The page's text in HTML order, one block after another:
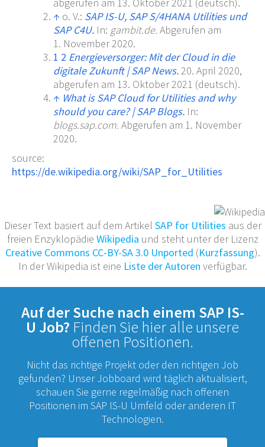
↑ o. V.: SAP IS-U, SAP S/4HANA Utilities und
SAP C4U. In: gambit.de. Abgerufen am
1. November 2020.
1 2 Energieversorger: Mit der Cloud in die
digitale Zukunft|SAP News.20. April 2020,
abgerufen am 13. Oktober 2021 (deutsch).
↑ What is SAP Cloud for Utilities and why
should you care?|SAP Blogs. In:
blogs.sap.com. Abgerufen am 1. November
2020.
source:
https://de.wikipedia.org/wiki/SAP_for_Utilities
Dieser Text basiert auf dem Artikel SAP for Utilities aus der
freien Enzyklopädie Wikipedia und steht unter der Lizenz
Creative Commons CC-BY-SA 3.0 Unported (Kurzfassung).
In der Wikipedia ist eine Liste der Autoren verfügbar.
Auf der Suche nach einem SAP IS-
U Job? Finden Sie hier alle unsere
offenen Positionen.
Nicht das richtige Projekt oder den richtigen Job
gefunden? Unser Jobboard wird täglich aktualisiert,
schauen Sie gerne regelmäßig nach offenen
Positionen im SAP IS-U Umfeld oder anderen IT
Technologien.